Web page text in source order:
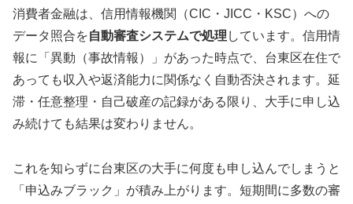
消費者金融は、信用情報機関（CIC・JICC・KSC）への
データ照合を自動審査システムで処理 しています。信用情
報に「異動（事故情報）」があった時点で、台東区在住で
あっても収入や返済能力に関係なく自動否決されます。延
滞・任意整理・自己破産の記録がある限り、大手に申し込
み続けても結果は変わりません。
これを知らずに台東区の大手に何度も申し込んでしまうと
「申込みブラック」が積み上がります。短期間に多数の審